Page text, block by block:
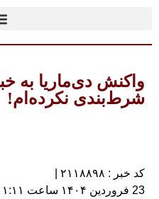
واکنش دی‌ماریا به
شرط‌بندی نکرده‌ام!
کد خبر : ۲۱۱۸۸۹۸ |
23 فروردین ۱۴۰۴ ساعت ۰۱:۱۱ |